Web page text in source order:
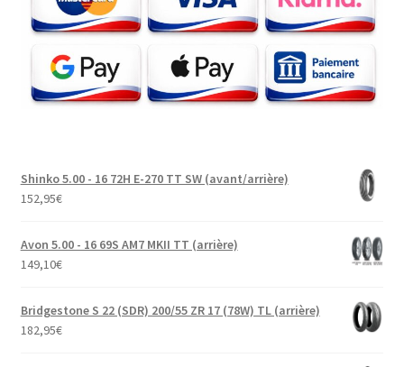
Shinko 5.00 - 16 72H E-270 TT SW (avant/arrière)
152,95€
Avon 5.00 - 16 69S AM7 MKII TT (arrière)
149,10€
Bridgestone S 22 (SDR) 200/55 ZR 17 (78W) TL (arrière)
182,95€